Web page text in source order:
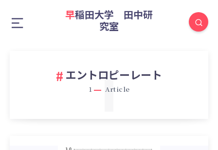
早稲田大学 田中研
究室
エントロピーレート
1 Article
1